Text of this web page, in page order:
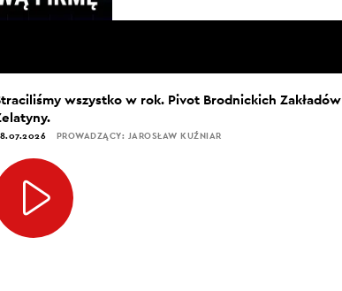
wszystko w rok. Pivot Brodnickich Zakładów
PROWADZĄCY: JAROSŁAW KUŹNIAR